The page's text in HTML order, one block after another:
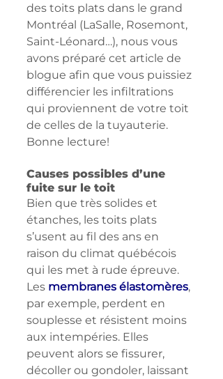
des toits plats dans le grand
Montréal (LaSalle, Rosemont,
Saint-Léonard…), nous vous
avons préparé cet article de
blogue afin que vous puissiez
différencier les infiltrations
qui proviennent de votre toit
de celles de la tuyauterie.
Bonne lecture!
Causes possibles d’une
fuite sur le toit
Bien que très solides et
étanches, les toits plats
s’usent au fil des ans en
raison du climat québécois
qui les met à rude épreuve.
Les membranes élastomères,
par exemple, perdent en
souplesse et résistent moins
aux intempéries. Elles
peuvent alors se fissurer,
décoller ou gondoler, laissant